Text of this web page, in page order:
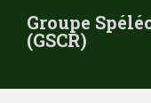
t
Groupe
(GSCR)